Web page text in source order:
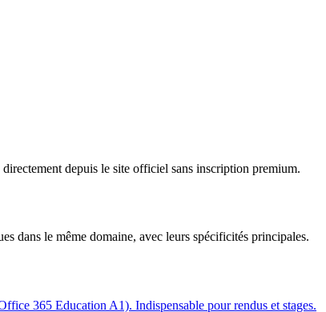
depuis le site officiel sans inscription premium.
dans le même domaine, avec leurs spécificités principales.
365 Education A1). Indispensable pour rendus et stages.